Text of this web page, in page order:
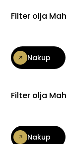
Filter olja
Nakup
Filter olja
Nakup